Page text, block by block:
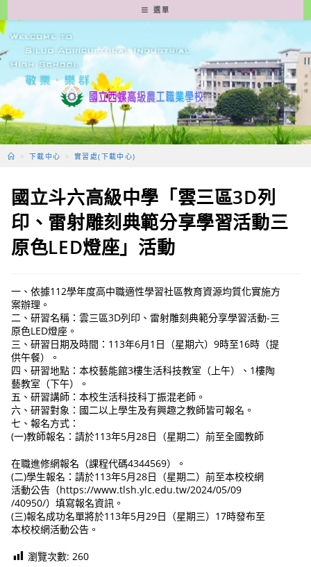
轉
至
要
容
選單
> 下載中心 > 實習處(下載中心)
國立斗六高級中學「雲三區3D列
印、雷射雕刻典範分享學習活動三
原色LED燈座」活動
一、依據112學年度高中職適性學習社區教育資源均質化實施方
案辦理。
二、研習名稱：雲三區3D列印、雷射雕刻典範分享學習活動-三
原色LED燈座。
三、研習日期及時間：113年6月1日（星期六）9時至16時（提
供午餐）。
四、研習地點：本校藝能館3樓生活科技教室（上午）、1樓陶
藝教室（下午）。
五、研習講師：本校生活科技科丁振混老師。
六、研習對象：國二以上學生及有興趣之教師皆可報名。
七、報名方式：
(一)教師報名：請於113年5月28日（星期二）前至全國教師
在職進修網報名（課程代碼4344569）。
(二)學生報名：請於113年5月28日（星期二）前至本校校網
活動公告（https://www.tlsh.ylc.edu.tw/2024/05/09
/40950/）填寫報名資訊。
(三)報名成功名單將於113年5月29日（星期三）17時發布至
本校校網活動公告。
瀏覽次數: 260